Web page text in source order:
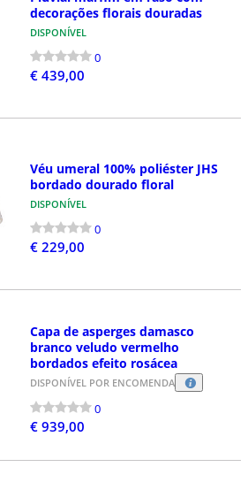
decorações florais douradas
DISPONÍVEL
0
€ 439,00
Véu umeral 100% poliéster JHS
bordado dourado floral
DISPONÍVEL
0
€ 229,00
Capa de asperges damasco
branco veludo vermelho
bordados efeito rosácea
DISPONÍVEL POR ENCOMENDA
0
€ 939,00